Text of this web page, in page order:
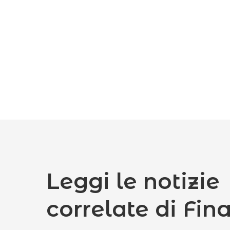
Leggi le notizie
correlate di